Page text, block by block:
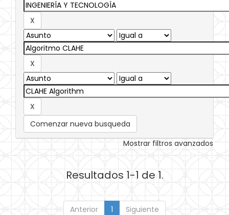
Comenzar nueva busqueda
Mostrar filtros avanzados
Resultados 1-1 de 1.
Anterior 1 Siguiente